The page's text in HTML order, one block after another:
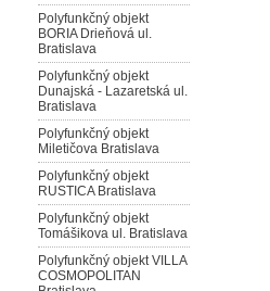
Polyfunkčný objekt
BORIA Drieňová ul.
Bratislava
Polyfunkčný objekt
Dunajská - Lazaretská ul.
Bratislava
Polyfunkčný objekt
Miletičova Bratislava
Polyfunkčný objekt
RUSTICA Bratislava
Polyfunkčný objekt
Tomášikova ul. Bratislava
Polyfunkčný objekt VILLA
COSMOPOLITAN